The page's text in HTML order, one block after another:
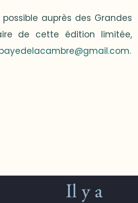
auprès des Grandes
de cette édition limitée,
.